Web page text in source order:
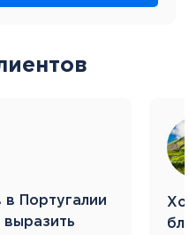
Португалии